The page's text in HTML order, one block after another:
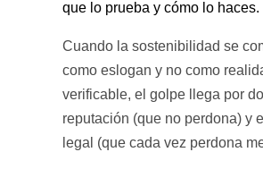
que lo prueba y cómo lo haces.
Cuando la sostenibilidad se
como eslogan y no como
verificable, el golpe llega por
reputación (que no perdona) y
legal (que cada vez perdona